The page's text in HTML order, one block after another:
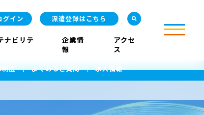
グイン 派遣登録はこちら
ナビリテ
企業情
報
アクセ
ス
制度 よくあるご質問 求人情報